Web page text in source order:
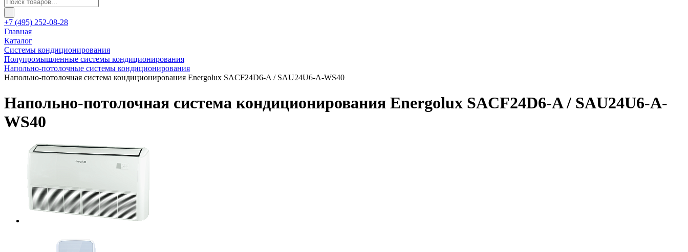
+7 (495) 252-08-28
Главная
Каталог
Системы кондиционирования
Полупромышленные системы кондиционирования
Напольно-потолочные системы кондиционирования
Напольно-потолочная система кондиционирования Energolux SAСF24D6-A / SAU24U6-A-WS40
Напольно-потолочная система кондиционирования Energolux SAСF24D6-A / SAU24U6-A-
WS40